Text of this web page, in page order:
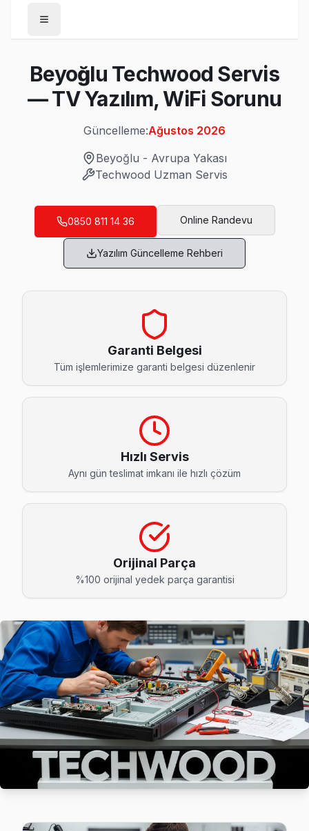
/Beyoğlu
/Techwood
Son Güncelleme:Ağustos 2026
Beyoğlu'da Mahalle Mahalle Techwood
Arap Cami Techwood Servis
Arap Cami sakinleri Techwood TV arızaları için sık bizi
Asmalı Mescit Techwood Servis
Asmalı Mescit sakinleri Techwood TV arızaları için sık
Asmalı Mescit Techwood Açılmıyor Arıza →
Bedrettin Techwood Servis
Beyoğlu TV Servis Merkezi →
Bereketzade Techwood Servis
Beyoğlu'nın Bereketzade bölgesindeki Techwood
Bostan Techwood Servis
Bostan mahallesi Techwood TV servis hattımız günlük
Beyoğlu TV Servis Merkezi →
Bülbül Techwood Servis
Techwood TV Bülbül'de internet bağlantısı sorunuyla
Techwood Servis Merkezi →
Camii Kebir Techwood Servis
Camii Kebir'de Techwood TV ses ama görüntü yok
Beyoğlu Techwood Servis →
Cihangir Techwood Servis
Cihangir mahallesi Techwood TV servis hattımız günlük
Techwood Servis Merkezi →
Beyoğlu Techwood Servis
— TV Yazılım, WiFi Sorunu
Güncelleme:Ağustos 2026
Beyoğlu - Avrupa Yakası
Techwood Uzman Servis
0850 811 14 36 Online Randevu
Yazılım Güncelleme Rehberi
Garanti Belgesi
Tüm işlemlerimize garanti belgesi düzenlenir
Hızlı Servis
Aynı gün teslimat imkanı ile hızlı çözüm
Orijinal Parça
%100 orijinal yedek parça garantisi